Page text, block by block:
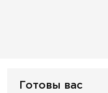
Готовы вас